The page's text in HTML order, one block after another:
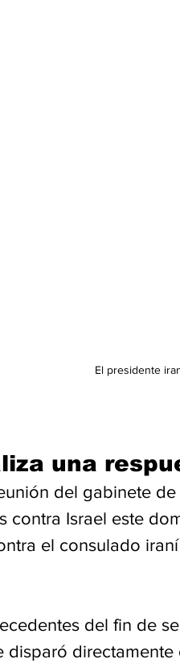
El presidente
una
del gabinete
contra Israel este
el consulado
del fin de
disparó directamente